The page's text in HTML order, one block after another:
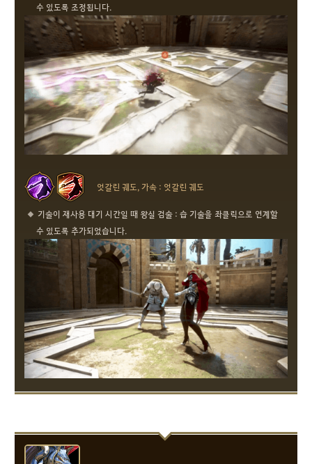
수 있도록 조정됩니다.
엇갈린 궤도, 가속 : 엇갈린 궤도
기술이 재사용 대기 시간일 때 왕실 검술 : 습 기술을 좌클릭으로 연계할
수 있도록 추가되었습니다.